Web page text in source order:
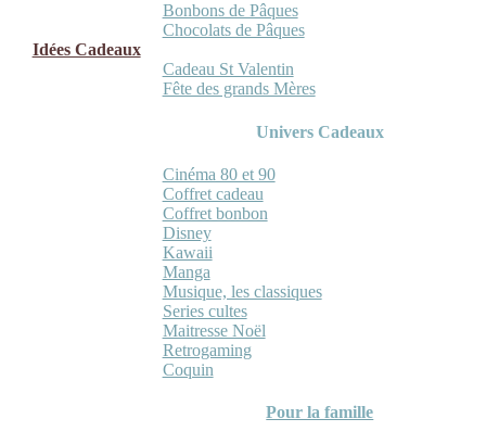
Bonbons de Pâques
Chocolats de Pâques
Idées Cadeaux
Cadeau St Valentin
Fête des grands Mères
Univers Cadeaux
Cinéma 80 et 90
Coffret cadeau
Coffret bonbon
Disney
Kawaii
Manga
Musique, les classiques
Series cultes
Maitresse Noël
Retrogaming
Coquin
Pour la famille